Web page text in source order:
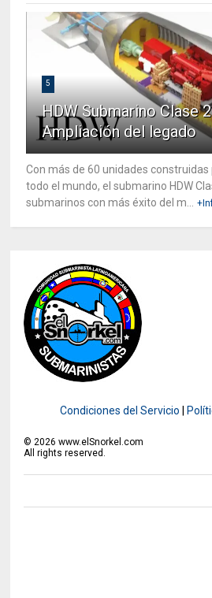
5
HDW Submarino Clase
Ampliación del legado
Con más de 60 unidades
todo el mundo, el submarino HDW
submarinos con más éxito del m...
Condiciones del Servicio |
© 2026 www.elSnorkel.com
All rights reserved.